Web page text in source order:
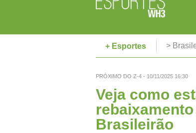
+ Esportes
>
PRÓXIMO DO Z-4 - 10/11/2025 16:30
Veja como
Brasileirão